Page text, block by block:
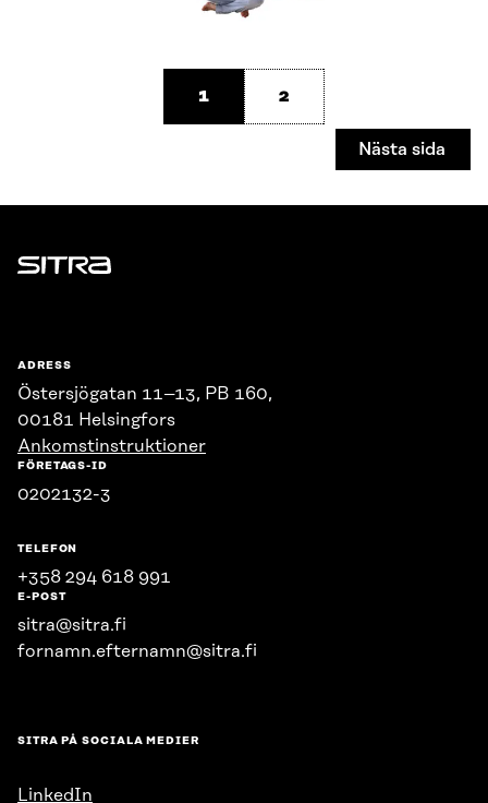
1 2
Nästa sida
Sitra
ADRESS
Östersjögatan 11–13, PB 160,
00181 Helsingfors
Ankomstinstruktioner
FÖRETAGS-ID
0202132-3
TELEFON
+358 294 618 991
E-POST
sitra@sitra.fi
fornamn.efternamn@sitra.fi
SITRA PÅ SOCIALA MEDIER
LinkedIn